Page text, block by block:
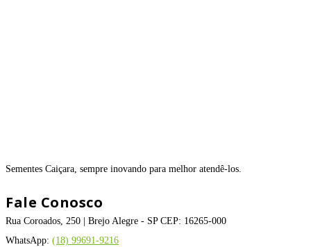
Sementes Caiçara, sempre inovando para melhor atendê-los.
Fale Conosco
Rua Coroados, 250 | Brejo Alegre - SP CEP: 16265-000
WhatsApp: (18) 99691-9216